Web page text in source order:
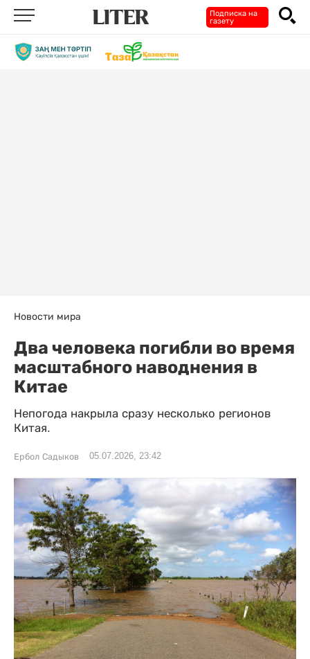
Подписка на
газету
Новости мира
Два человека погибли во время
масштабного наводнения в
Китае
Непогода накрыла сразу несколько регионов
Китая.
Ербол Садыков 05.07.2026, 23:42